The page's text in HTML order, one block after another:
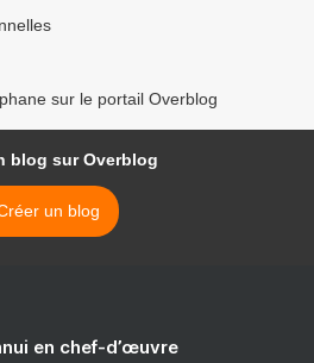
sur le portail Overblog
blog sur Overblog
un blog
en chef-d’œuvre